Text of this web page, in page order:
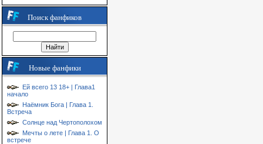
Поиск фанфиков
Новые фанфики
Ей всего 13 18+ | Глава1
начало
Наёмник Бога | Глава 1.
Встреча
Солнце над Чертополохом
Мечты о лете | Глава 1. О
встрече